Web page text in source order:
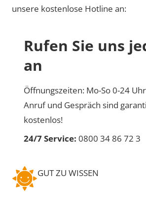
unsere kostenlose Hotline an:
Rufen Sie uns
an
Öffnungszeiten: Mo-So 0-24 Uhr
Anruf und Gespräch sind
kostenlos!
24/7 Service: 0800 34 86 72 3
GUT ZU WISSEN